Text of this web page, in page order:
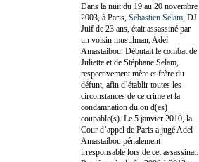
Dans la nuit du 19 au 20 novembre
2003, à Paris, Sébastien Selam , DJ
Juif de 23 ans, était assassiné par
un voisin musulman, Adel
Amastaibou. Débutait le combat de
Juliette et de Stéphane Selam,
respectivement mère et frère du
défunt, afin d’établir toutes les
circonstances de ce crime et la
condamnation du ou d(es)
coupable(s). Le 5 janvier 2010, la
Cour d’appel de Paris a jugé Adel
Amastaibou pénalement
irresponsable lors de cet assassinat.